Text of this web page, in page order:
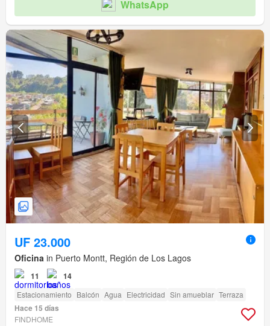
WhatsApp
UF 23.000
Oficina in Puerto Montt, Región de Los Lagos
11 14
Estacionamiento Balcón Agua Electricidad Sin amueblar Terraza
Hace 15 días
FINDHOME